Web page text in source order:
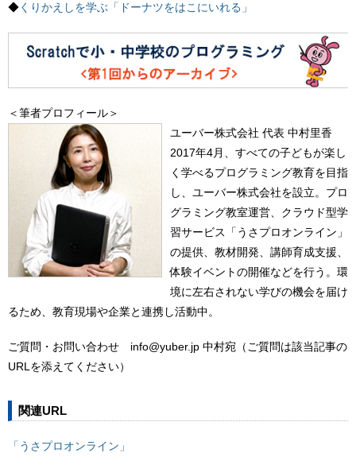
◆くりかえしを学ぶ「ドーナツをはこにいれる」
＜筆者プロフィール＞
ユーバー株式会社 代表 中村里香
2017年4月、すべての子どもが楽し
く学べるプログラミング教育を目指
し、ユーバー株式会社を設立。プロ
グラミング教室運営、クラウド型学
習サービス「うさプロオンライン」
の提供、教材開発、講師育成支援、
体験イベントの開催などを行う。環
境に左右されない学びの機会を届け
るため、教育現場や企業と連携し活動中。
ご質問・お問い合わせ info@yuber.jp 中村宛（ご質問は該当記事の
URLを添えてください）
関連URL
「うさプロオンライン」